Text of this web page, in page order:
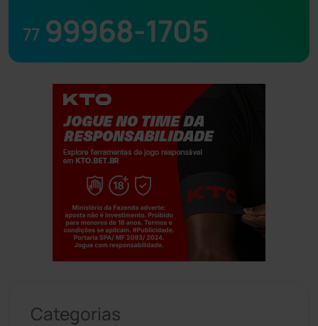
77 99968-1705
Categorias